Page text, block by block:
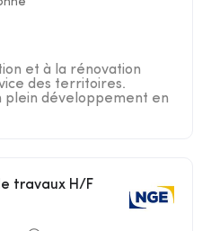
et à la rénovation
des territoires.
plein développement en
travaux H/F